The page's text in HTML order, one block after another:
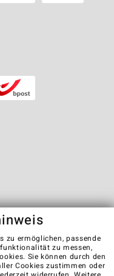
Cookies
Impressum
zu ermöglichen, passende
zu messen,
Sie können durch den
Cookies zustimmen oder